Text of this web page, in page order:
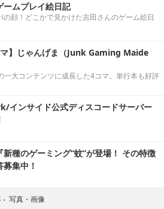
ームプレイ絵日記
の顔！どこかで見かけた吉田さんのゲーム絵日
マ】じゃんげま（Junk Gaming Maide
大コンテンツに成長した4コマ。単行本も好評
インサイド公式ディスコードサーバー
新種のゲーミング“蚊”が登場！ その特徴
集中！
› 写真・画像